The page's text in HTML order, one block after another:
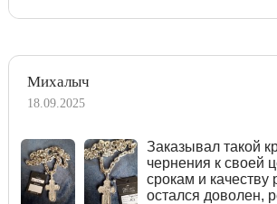
Михалыч
18.09.2025
Заказывал такой
чернения к своей
срокам и качеству
остался доволен,